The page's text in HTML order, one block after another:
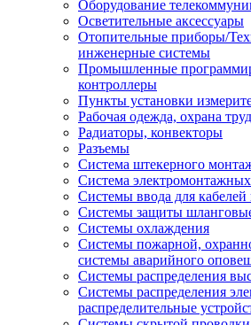
Оборудование
Осветительные аксессуары
Отопительные приборы/
инженерные системы
Промышленные
контроллеры
Пункты установки
Рабочая одежда, охрана
Радиаторы, конвекторы
Разъемы
Система штекерного
Система
Системы ввода для кабелей
Системы защиты
Системы охлаждения
Системы пожарной,
системы аварийного
Системы распределения
Системы распределения
распределительные